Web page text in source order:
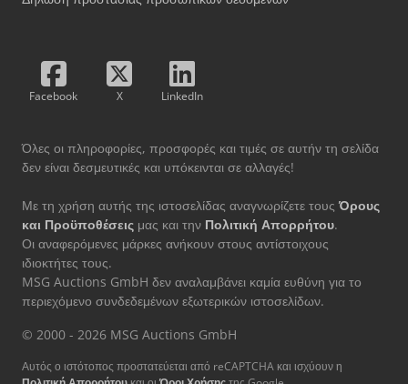
Facebook X LinkedIn
Όλες οι πληροφορίες, προσφορές και τιμές σε αυτήν τη σελίδα
δεν είναι δεσμευτικές και υπόκεινται σε αλλαγές!
Με τη χρήση αυτής της ιστοσελίδας αναγνωρίζετε τους Όρους
και Προϋποθέσεις μας και την Πολιτική Απορρήτου.
Οι αναφερόμενες μάρκες ανήκουν στους αντίστοιχους
ιδιοκτήτες τους.
MSG Auctions GmbH δεν αναλαμβάνει καμία ευθύνη για το
περιεχόμενο συνδεδεμένων εξωτερικών ιστοσελίδων.
© 2000 - 2026 MSG Auctions GmbH
Αυτός ο ιστότοπος προστατεύεται από reCAPTCHA και ισχύουν η